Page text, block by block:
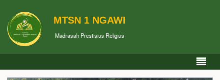
MTSN 1 NGAWI
Madrasah Prestisius Religius